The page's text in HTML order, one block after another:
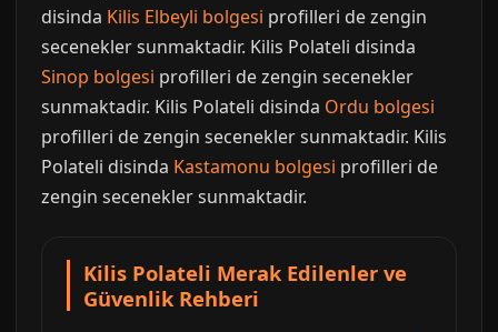
disinda Kilis Elbeyli bolgesi profilleri de zengin
secenekler sunmaktadir. Kilis Polateli disinda
Sinop bolgesi profilleri de zengin secenekler
sunmaktadir. Kilis Polateli disinda Ordu bolgesi
profilleri de zengin secenekler sunmaktadir. Kilis
Polateli disinda Kastamonu bolgesi profilleri de
zengin secenekler sunmaktadir.
Kilis Polateli Merak Edilenler ve
Güvenlik Rehberi